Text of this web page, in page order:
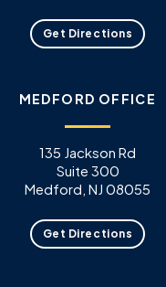
Get Directions
MEDFORD OFFICE
135 Jackson Rd
Suite 300
Medford, NJ 08055
Get Directions